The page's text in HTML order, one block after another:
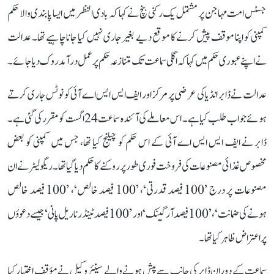
جسٹس امت مہاجن پر مشتمل یک رکنی بنچ نے کہا کہ بادی النظر میں ایسا پابندی والا حکم
کمپنی کو اپنا موقف پیش کرنے کا موقع دیے بغیر جاری نہیں کیا جانا چاہیے تھا۔ عدالت
نے اپنے عبوری حکم میں کہا کہ اگلی سماعت تک متنازعہ حکم پر عمل درآمد روک دیا جائے۔
عدالت نے ڈابر انڈیا کی عرضی پر مرکز اور ایف ایس ایس اے آئی کو نوٹس جاری کرتے
ہوئے جواب طلب کیا ہے۔ اس معاملے کی آئندہ سماعت 24 اگست کو مقرر کی گئی ہے۔
ڈابر نے ایف ایس ایس اے آئی کے اس حکم کو چیلنج کیا تھا، جس میں کمپنی کو بعض
مخصوص غذائی مصنوعات کی فروخت فوری طور پر روکنے کا حکم دیا گیا تھا۔ ریگولیٹر نے ان
مصنوعات پر درج ’100 فیصد قدرتی‘، ’100 فیصد خالص‘، ’100 فیصد خالص
ہونے کی ضمانت‘، ’100 فیصد آرگینک‘ اور ’100 فیصد ٹینڈر ناریل پانی‘ جیسے دعوؤں
پر اعتراض ظاہر کیا تھا۔